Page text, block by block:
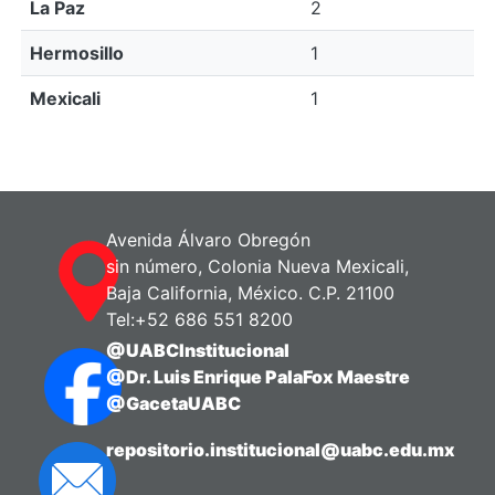
La Paz 2
Hermosillo 1
Mexicali 1
Avenida Álvaro Obregón
sin número, Colonia Nueva Mexicali,
Baja California, México. C.P. 21100
Tel:+52 686 551 8200
@UABCInstitucional
@Dr. Luis Enrique PalaFox Maestre
@GacetaUABC
repositorio.institucional@uabc.edu.mx